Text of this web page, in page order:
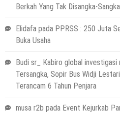
Berkah Yang Tak Disangka-Sangka
Elidafa pada PPRSS : 250 Juta
Buka Usaha
Budi sr_ Kabiro global investigasi
Tersangka, Sopir Bus Widji
Terancam 6 Tahun Penjara
musa r2b pada Event Kejurkab